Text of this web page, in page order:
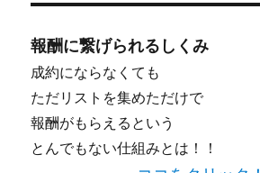
報酬に繋げられるしくみ
成約にならなくても
ただリストを集めただけで
報酬がもらえるという
とんでもない仕組みとは！！